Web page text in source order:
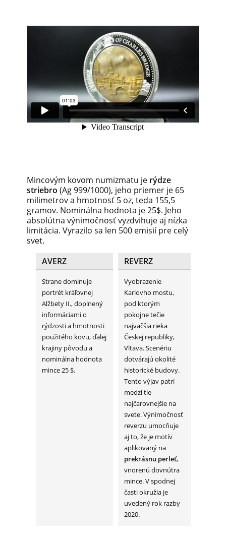
Mincovým kovom numizmatu je rýdze
striebro (Ag 999/1000), jeho priemer je 65
milimetrov a hmotnosť 5 oz, teda 155,5
gramov. Nominálna hodnota je 25$. Jeho
absolútna výnimočnosť vyzdvihuje aj nízka
limitácia. Vyrazilo sa len 500 emisií pre celý
svet.
AVERZ
REVERZ
Strane dominuje
portrét kráľovnej
Alžbety II., doplnený
informáciami o
rýdzosti a hmotnosti
použitého kovu, ďalej
krajiny pôvodu a
nominálna hodnota
mince 25 $.
Vyobrazenie
Karlovho mostu,
pod ktorým
pokojne tečie
najväčšia rieka
Českej republiky,
Vltava. Scenériu
dotvárajú okolité
historické budovy.
Tento výjav patrí
medzi tie
najčarovnejšie na
svete. Výnimočnosť
reverzu umocňuje
aj to, že je motív
aplikovaný na
prekrásnu perleť,
vnorenú dovnútra
mince. V spodnej
časti okružia je
uvedený rok razby
2020.